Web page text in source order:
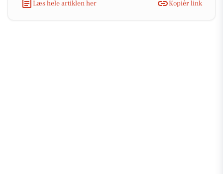
Læs hele artiklen her Kopiér link